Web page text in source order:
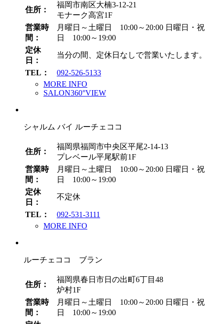
住所：
福岡市南区大楠3-12-21
モナーク高宮1F
営業時
間：
月曜日～土曜日 10:00～20:00 日曜日・祝
日 10:00～19:00
定休
日：
当分の間、定休日なしで営業いたします。
TEL：
092-526-5133
MORE INFO
SALON360°VIEW
シャルム バイ ルーチェココ
住所：
福岡県福岡市中央区平尾2-14-13
プレベール平尾駅前1F
営業時
間：
月曜日～土曜日 10:00～20:00 日曜日・祝
日 10:00～19:00
定休
日：
不定休
TEL：
092-531-3111
MORE INFO
ルーチェココ ブラン
住所：
福岡県春日市日の出町6丁目48
炉村1F
営業時
間：
月曜日～土曜日 10:00～20:00 日曜日・祝
日 10:00～19:00